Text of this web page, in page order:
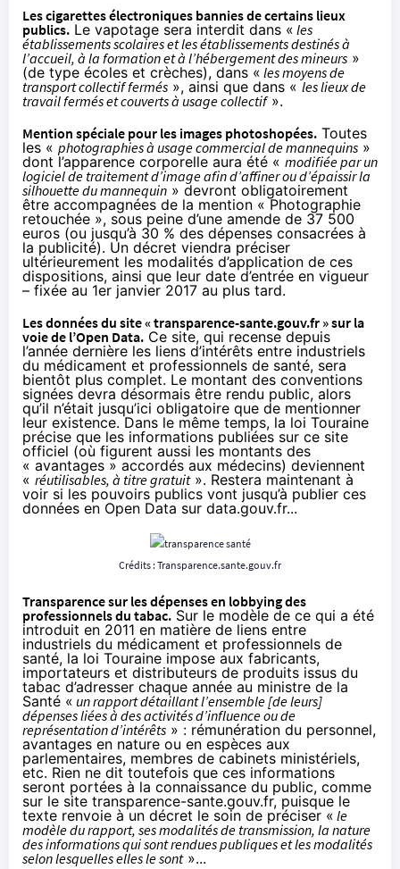
Les cigarettes électroniques bannies de certains lieux
publics. Le vapotage sera interdit dans « les
établissements scolaires et les établissements destinés à
l’accueil, à la formation et à l’hébergement des mineurs »
(de type écoles et crèches), dans « les moyens de
transport collectif fermés », ainsi que dans « les lieux de
travail fermés et couverts à usage collectif».
Mention spéciale pour les images photoshopées. Toutes
les « photographies à usage commercial de mannequins »
dont l’apparence corporelle aura été « modifiée par un
logiciel de traitement d’image afin d’affiner ou d’épaissir la
silhouette du mannequin » devront obligatoirement
être accompagnées de la mention « Photographie
retouchée », sous peine d’une amende de 37 500
euros (ou jusqu’à 30 % des dépenses consacrées à
la publicité). Un décret viendra préciser
ultérieurement les modalités d’application de ces
dispositions, ainsi que leur date d’entrée en vigueur
– fixée au 1er janvier 2017 au plus tard.
Les données du site « transparence-sante.gouv.fr » sur la
voie de l’Open Data. Ce site, qui recense depuis
l’année dernière les liens d’intérêts entre industriels
du médicament et professionnels de santé, sera
bientôt plus complet. Le montant des conventions
signées devra désormais être rendu public, alors
qu’il n’était jusqu’ici obligatoire que de mentionner
leur existence. Dans le même temps, la loi Touraine
précise que les informations publiées sur ce site
officiel (où figurent aussi les montants des
« avantages » accordés aux médecins) deviennent
« réutilisables, à titre gratuit». Restera maintenant à
voir si les pouvoirs publics vont jusqu’à publier ces
données en Open Data sur data.gouv.fr...
Crédits : Transparence.sante.gouv.fr
Transparence sur les dépenses en lobbying des
professionnels du tabac. Sur le modèle de ce qui a été
introduit en 2011 en matière de liens entre
industriels du médicament et professionnels de
santé, la loi Touraine impose aux fabricants,
importateurs et distributeurs de produits issus du
tabac d’adresser chaque année au ministre de la
Santé « un rapport détaillant l’ensemble [de leurs]
dépenses liées à des activités d’influence ou de
représentation d’intérêts » : rémunération du personnel,
avantages en nature ou en espèces aux
parlementaires, membres de cabinets ministériels,
etc. Rien ne dit toutefois que ces informations
seront portées à la connaissance du public, comme
sur le site transparence-sante.gouv.fr, puisque le
texte renvoie à un décret le soin de préciser « le
modèle du rapport, ses modalités de transmission, la nature
des informations qui sont rendues publiques et les modalités
selon lesquelles elles le sont»...